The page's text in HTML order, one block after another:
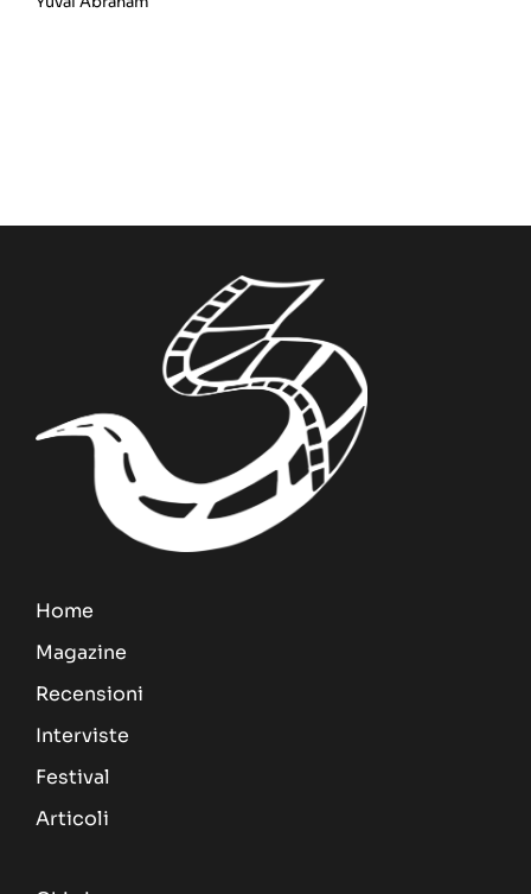
Home
Magazine
Recensioni
Interviste
Festival
Articoli